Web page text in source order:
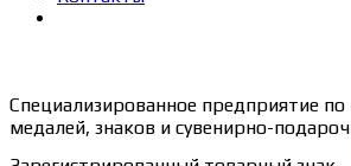
Специализированное предприятие
медалей, знаков и сувенирно-